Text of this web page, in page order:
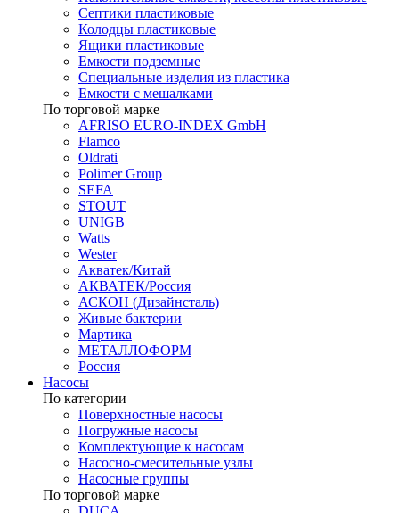
Септики пластиковые
Колодцы пластиковые
Ящики пластиковые
Емкости подземные
Специальные изделия из пластика
Емкости с мешалками
По торговой марке
AFRISO EURO-INDEX GmbH
Flamco
Oldrati
Polimer Group
SEFA
STOUT
UNIGB
Watts
Wester
Акватек/Китай
АКВАТЕК/Россия
АСКОН (Дизайнсталь)
Живые бактерии
Мартика
МЕТАЛЛОФОРМ
Россия
Насосы
По категории
Поверхностные насосы
Погружные насосы
Комплектующие к насосам
Насосно-смесительные узлы
Насосные группы
По торговой марке